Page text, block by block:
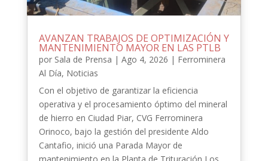
AVANZAN TRABAJOS DE OPTIMIZACIÓN Y
MANTENIMIENTO MAYOR EN LAS PTLB
por Sala de Prensa | Ago 4, 2026 | Ferrominera
Al Día, Noticias
Con el objetivo de garantizar la eficiencia
operativa y el procesamiento óptimo del mineral
de hierro en Ciudad Piar, CVG Ferrominera
Orinoco, bajo la gestión del presidente Aldo
Cantafio, inició una Parada Mayor de